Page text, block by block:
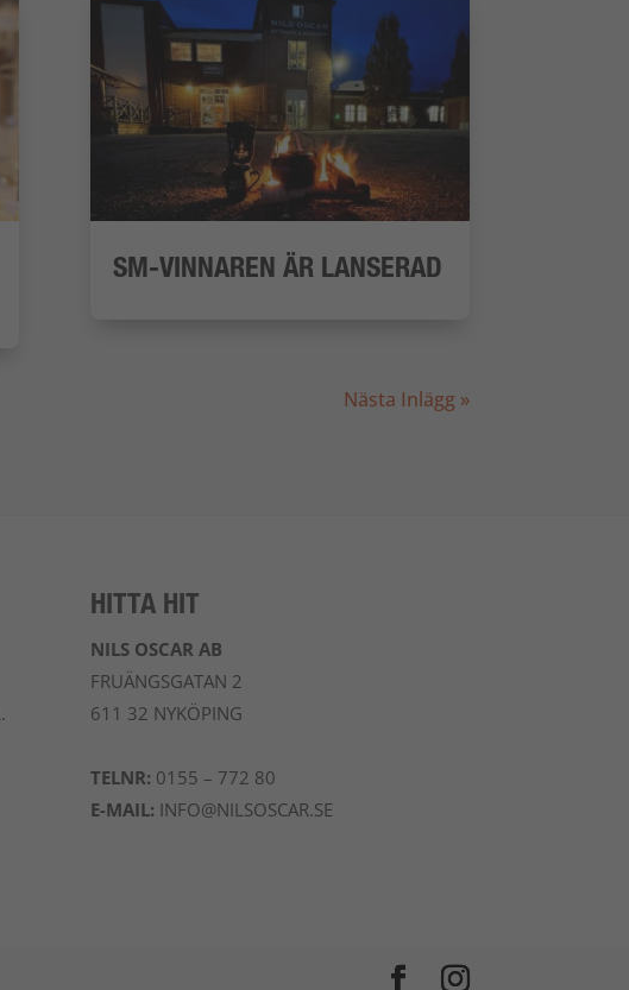
SM-VINNAREN ÄR LANSERAD
Nästa Inlägg »
HITTA HIT
NILS OSCAR AB
FRUÄNGSGATAN 2
611 32 NYKÖPING
TELNR: 0155 – 772 80
E-MAIL: INFO@NILSOSCAR.SE